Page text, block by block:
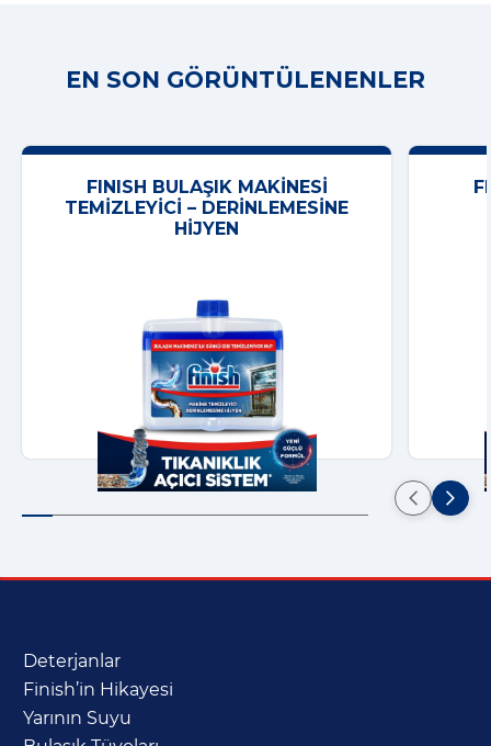
EN SON GÖRÜNTÜLENENLER
FINISH BULAŞIK MAKINESI
TEMIZLEYICI – DERINLEMESINE
HIJYEN
Deterjanlar
Finish’in Hikayesi
Yarının Suyu